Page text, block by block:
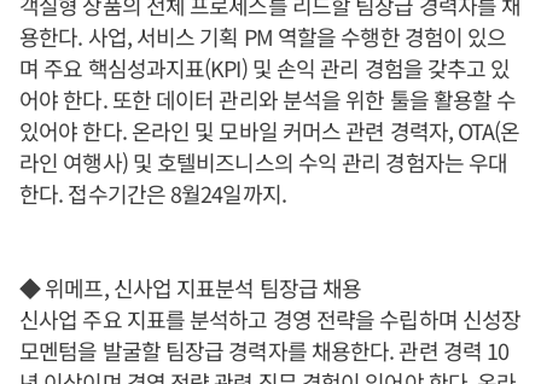
용한다. 사업, 서비스 기획 PM 역할을 수행한 경험이 있으
며 주요 핵심성과지표(KPI) 및 손익 관리 경험을 갖추고 있
어야 한다. 또한 데이터 관리와 분석을 위한 툴을 활용할 수
있어야 한다. 온라인 및 모바일 커머스 관련 경력자, OTA(온
라인 여행사) 및 호텔비즈니스의 수익 관리 경험자는 우대
한다. 접수기간은 8월24일까지.
◆ 위메프, 신사업 지표분석 팀장급 채용
신사업 주요 지표를 분석하고 경영 전략을 수립하며 신성장
모멘텀을 발굴할 팀장급 경력자를 채용한다. 관련 경력 10